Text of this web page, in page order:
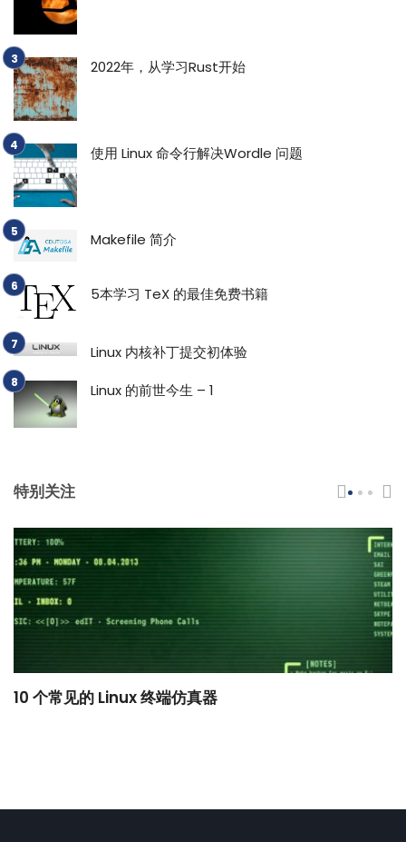
2022年，从学习Rust开始
使用 Linux 命令行解决Wordle 问题
Makefile 简介
5本学习 TeX 的最佳免费书籍
Linux 内核补丁提交初体验
Linux 的前世今生 – 1
特别关注
10 个常见的 Linux 终端仿真器